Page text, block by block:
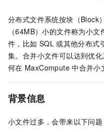
分布式文件系统按块（Block
（64MB）小的文件称为小
件，比如 SQL 或其他分布式
集。合并小文件可以达到优
何在 MaxCompute 中合并小
背景信息
小文件过多，会带来以下问题